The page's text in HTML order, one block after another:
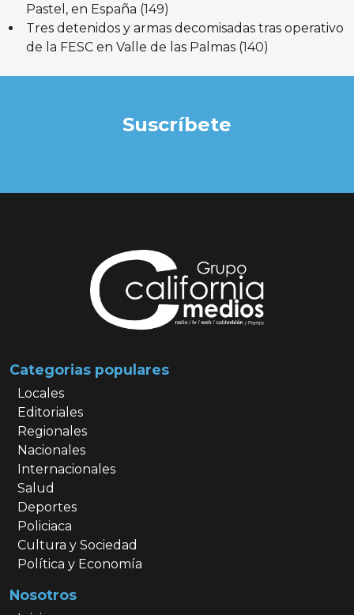
Pastel, en España (149)
Tres detenidos y armas decomisadas tras operativo
de la FESC en Valle de las Palmas (140)
Suscríbete
Categorias populares
Locales
Editoriales
Regionales
Nacionales
Internacionales
Salud
Deportes
Policiaca
Cultura y Sociedad
Política y Economía
Nosotros